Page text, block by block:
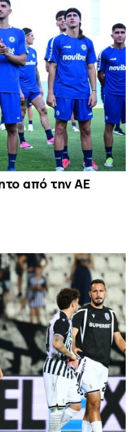
από την ΑΕ